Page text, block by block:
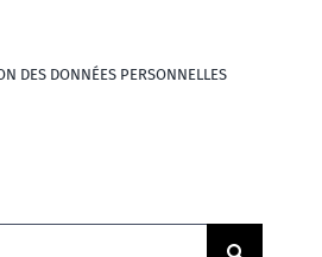
DES DONNÉES PERSONNELLES